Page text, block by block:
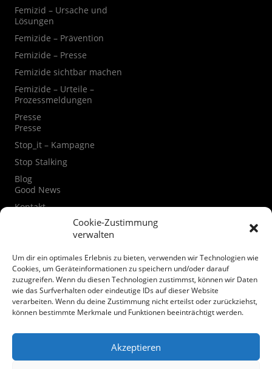
Cookie-Zustimmung
verwalten
Um dir ein optimales Erlebnis zu bieten, verwenden wir Technologien wie
Cookies, um Geräteinformationen zu speichern und/oder darauf
zuzugreifen. Wenn du diesen Technologien zustimmst, können wir Daten
wie das Surfverhalten oder eindeutige IDs auf dieser Website
verarbeiten. Wenn du deine Zustimmung nicht erteilst oder zurückziehst,
können bestimmte Merkmale und Funktionen beeinträchtigt werden.
Akzeptieren
Femizid – Ursache und
Lösungen
Femizide – Prävention
Femizide – Presse
Femizide sichtbar machen
Femizide – Urteile –
Prozessmeldungen
Presse
Presse
Stop_it – Kampagne
Stop Stalking
Blog
Good News
Kontakt
Kontaktformular
Datenschutzerklärung
Cookie-Richtlinie (EU)
Spenden